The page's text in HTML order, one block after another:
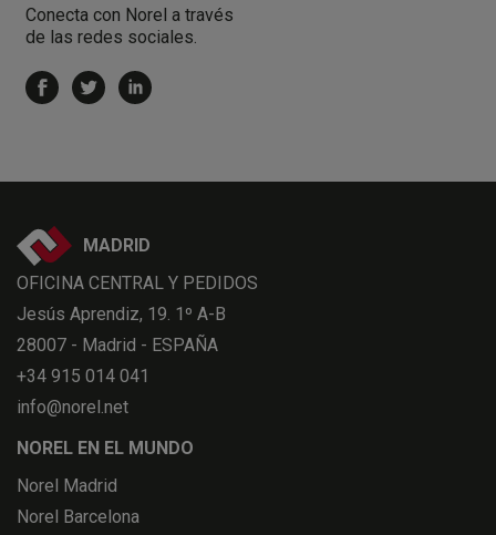
Conecta con Norel a través
de las redes sociales.
MADRID
OFICINA CENTRAL Y PEDIDOS
Jesús Aprendiz, 19. 1º A-B
28007 - Madrid - ESPAÑA
+34 915 014 041
info@norel.net
NOREL EN EL MUNDO
Norel Madrid
Norel Barcelona